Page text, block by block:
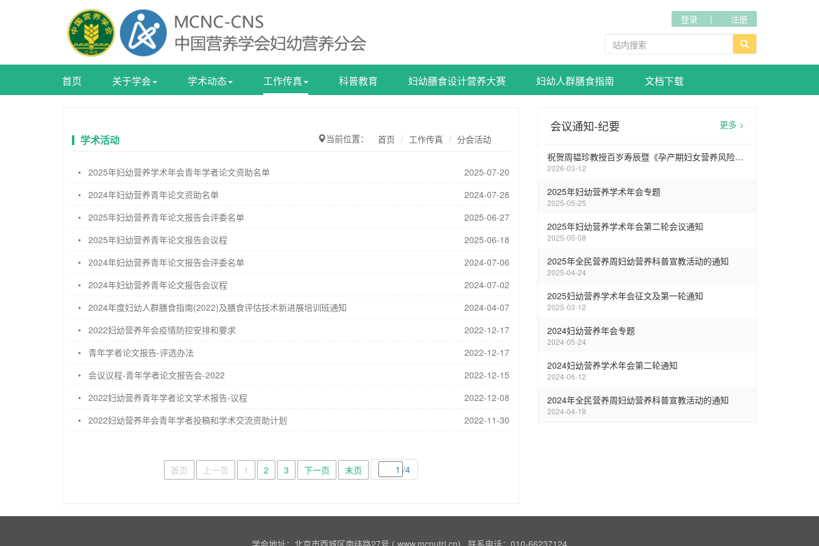
登录 注册
首页 关于学会 学术动态 工作传真 科普教育 妇幼膳食设计营养大赛 妇幼人群膳食指南 文档下载
当前位置： 首页 工作传真 分会活动
学术活动
• 2025年妇幼营养学术年会青年学者论文资助名单
2025-07-20
• 2024年妇幼营养青年论文资助名单
2024-07-28
• 2025年妇幼营养青年论文报告会评委名单
2025-06-27
• 2025年妇幼营养青年论文报告会议程
2025-06-18
• 2024年妇幼营养青年论文报告会评委名单
2024-07-06
• 2024年妇幼营养青年论文报告会议程
2024-07-02
• 2024年度妇幼人群膳食指南(2022)及膳食评估技术新进展培训班通知
2024-04-07
• 2022妇幼营养年会疫情防控安排和要求
2022-12-17
• 青年学者论文报告-评选办法
2022-12-17
• 会议议程-青年学者论文报告会-2022
2022-12-15
• 2022妇幼营养青年学者论文学术报告-议程
2022-12-08
• 2022妇幼营养年会青年学者投稿和学术交流资助计划 2022-11-30
首页 上一页 1 2 3 下一页 末页 /4
会议通知-纪要 更多 >
祝贺周韫珍教授百岁寿辰暨《孕产期妇女营养风险筛查标准》专家讨论会在武汉圆满召开
2026-03-12
2025年妇幼营养学术年会专题
2025-05-25
2025年妇幼营养学术年会第二轮会议通知
2025-05-08
2025年全民营养周妇幼营养科普宣教活动的通知
2025-04-24
2025妇幼营养学术年会征文及第一轮通知
2025-03-12
2024妇幼营养年会专题
2024-05-24
2024妇幼营养学术年会第二轮通知
2024-06-12
2024年全民营养周妇幼营养科普宣教活动的通知
2024-04-18
学会地址：北京市西城区南纬路27号 ( www.mcnutri.cn) 联系电话：010-66237124